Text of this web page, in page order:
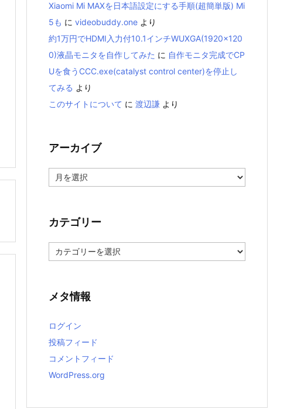
Xiaomi Mi MAXを日本語設定にする手順(超簡単版) Mi
5も に videobuddy.one より
約1万円でHDMI入力付10.1インチWUXGA(1920×120
0)液晶モニタを自作してみた に 自作モニタ完成でCP
Uを食うCCC.exe(catalyst control center)を停止し
てみる より
このサイトについて に 渡辺謙 より
アーカイブ
ー
ブ
カテゴリー
テ
ー
メタ情報
ログイン
投稿フィード
コメントフィード
WordPress.org